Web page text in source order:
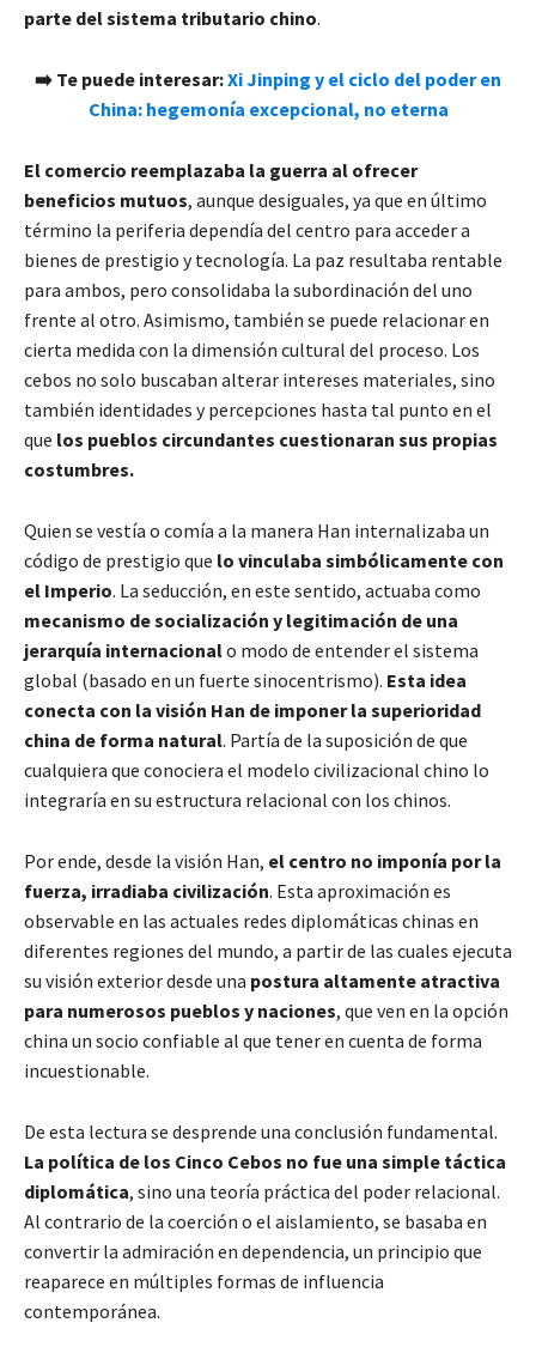
parte del sistema tributario chino.
➡️ Te puede interesar:Xi Jinping y el ciclo del poder en
China: hegemonía excepcional, no eterna
El comercio reemplazaba la guerra al ofrecer
beneficios mutuos, aunque desiguales, ya que en último
término la periferia dependía del centro para acceder a
bienes de prestigio y tecnología. La paz resultaba rentable
para ambos, pero consolidaba la subordinación del uno
frente al otro. Asimismo, también se puede relacionar en
cierta medida con la dimensión cultural del proceso. Los
cebos no solo buscaban alterar intereses materiales, sino
también identidades y percepciones hasta tal punto en el
que los pueblos circundantes cuestionaran sus propias
costumbres.
Quien se vestía o comía a la manera Han internalizaba un
código de prestigio que lo vinculaba simbólicamente con
el Imperio. La seducción, en este sentido, actuaba como
mecanismo de socialización y legitimación de una
jerarquía internacionalo modo de entender el sistema
global (basado en un fuerte sinocentrismo). Esta idea
conecta con la visión Han de imponer la superioridad
china de forma natural. Partía de la suposición de que
cualquiera que conociera el modelo civilizacional chino lo
integraría en su estructura relacional con los chinos.
Por ende, desde la visión Han, el centro no imponía por la
fuerza, irradiaba civilización. Esta aproximación es
observable en las actuales redes diplomáticas chinas en
diferentes regiones del mundo, a partir de las cuales ejecuta
su visión exterior desde una postura altamente atractiva
para numerosos pueblos y naciones, que ven en la opción
china un socio confiable al que tener en cuenta de forma
incuestionable.
De esta lectura se desprende una conclusión fundamental.
La política de los Cinco Cebos no fue una simple táctica
diplomática, sino una teoría práctica del poder relacional.
Al contrario de la coerción o el aislamiento, se basaba en
convertir la admiración en dependencia, un principio que
reaparece en múltiples formas de influencia
contemporánea.